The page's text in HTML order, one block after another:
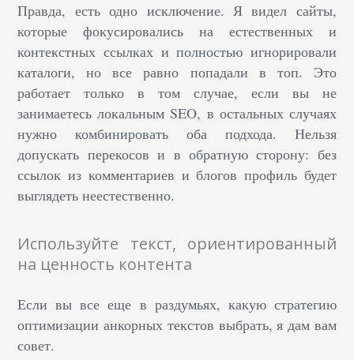
Правда, есть одно исключение. Я видел сайты,
которые фокусировались на естественных и
контекстных ссылках и полностью игнорировали
каталоги, но все равно попадали в топ. Это
работает только в том случае, если вы не
занимаетесь локальным SEO, в остальных случаях
нужно комбинировать оба подхода. Нельзя
допускать перекосов и в обратную сторону: без
ссылок из комментариев и блогов профиль будет
выглядеть неестественно.
Используйте текст, ориентированный
на ценность контента
Если вы все еще в раздумьях, какую стратегию
оптимизации анкорных текстов выбрать, я дам вам
совет.